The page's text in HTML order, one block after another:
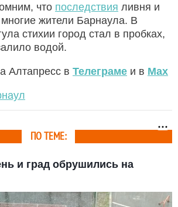
что последствия ливня и
жители Барнаула. В
стихии город стал в пробках,
водой.
Алтапресс в Телеграме и в Max
ПО ТЕМЕ:
и град обрушились на